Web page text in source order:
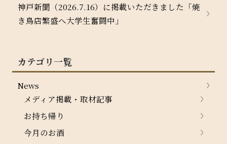
神戸新聞（2026.7.16）に掲載いただきました「焼
き鳥店繁盛へ大学生奮闘中」
カテゴリ一覧
News
メディア掲載・取材記事
お持ち帰り
今月のお酒